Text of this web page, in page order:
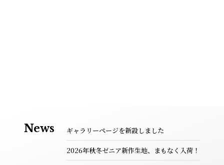
News ギャラリーページを新設しました
2026年秋冬ゼニア新作生地、まもなく入荷！